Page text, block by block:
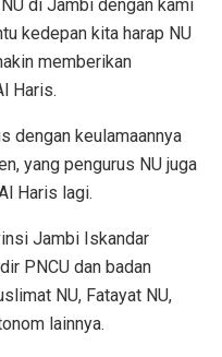
di Jambi dengan kami
kedepan kita harap NU
memberikan
Haris.
dengan keulamaannya
yang pengurus NU juga
Haris lagi.
Jambi Iskandar
PNCU dan badan
NU, Fatayat NU,
lainnya.